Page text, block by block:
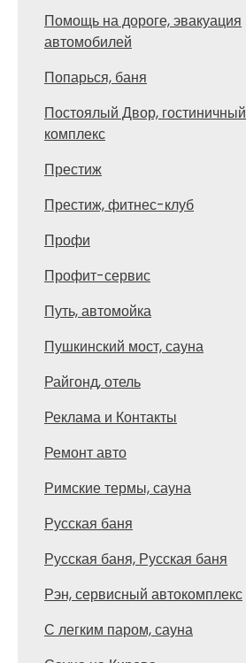
Помощь на дороге, эвакуация
автомобилей
Попарься, баня
Постоялый Двор, гостиничный
комплекс
Престиж
Престиж, фитнес-клуб
Профи
Профит-сервис
Путь, автомойка
Пушкинский мост, сауна
Райгонд, отель
Реклама и Контакты
Ремонт авто
Римские термы, сауна
Русская баня
Русская баня, Русская баня
Рэн, сервисный автокомплекс
С легким паром, сауна